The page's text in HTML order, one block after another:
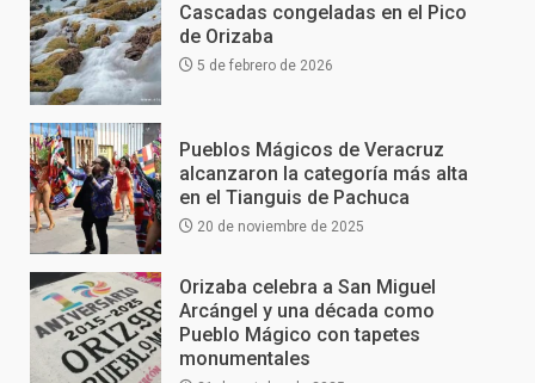
Cascadas congeladas en el Pico
de Orizaba
5 de febrero de 2026
Pueblos Mágicos de Veracruz
alcanzaron la categoría más alta
en el Tianguis de Pachuca
20 de noviembre de 2025
Orizaba celebra a San Miguel
Arcángel y una década como
Pueblo Mágico con tapetes
monumentales